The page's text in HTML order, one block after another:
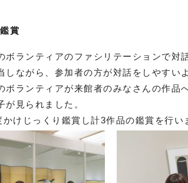
賞
ボランティアのファシリテーションで対
しながら、参加者の方が対話をしやすい
ボランティアが来館者のみなさんの作品
が見られました。
けじっくり鑑賞し計3作品の鑑賞を行い